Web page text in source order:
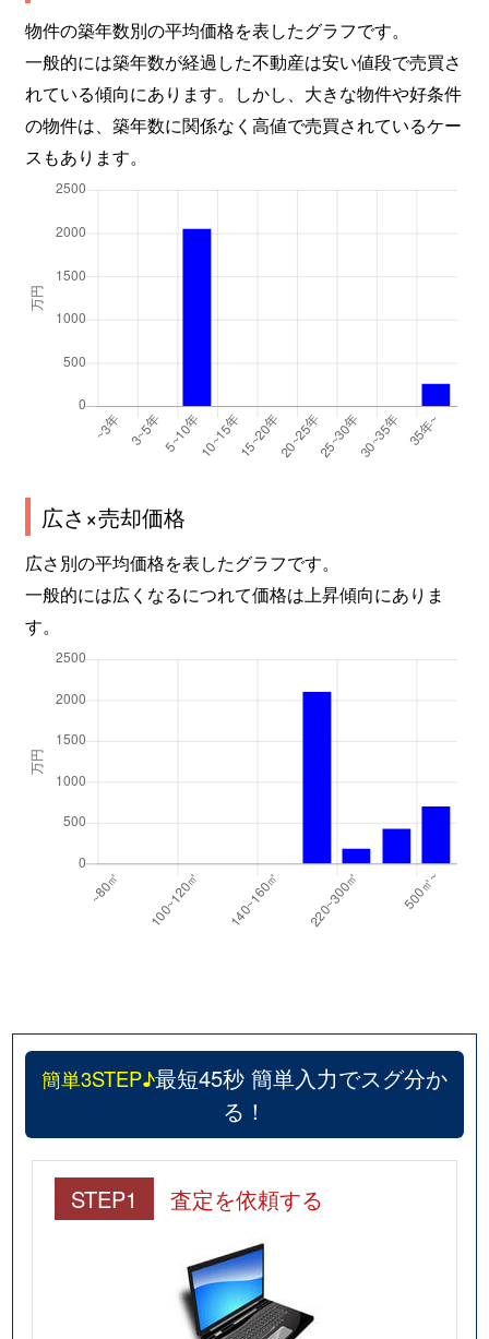
物件の築年数別の平均価格を表したグラフです。
一般的には築年数が経過した不動産は安い値段で売買さ
れている傾向にあります。しかし、大きな物件や好条件
の物件は、築年数に関係なく高値で売買されているケー
スもあります。
広さ×売却価格
広さ別の平均価格を表したグラフです。
一般的には広くなるにつれて価格は上昇傾向にありま
す。
簡単3STEP♪最短45秒 簡単入力でスグ分か
る！
STEP1 査定を依頼する